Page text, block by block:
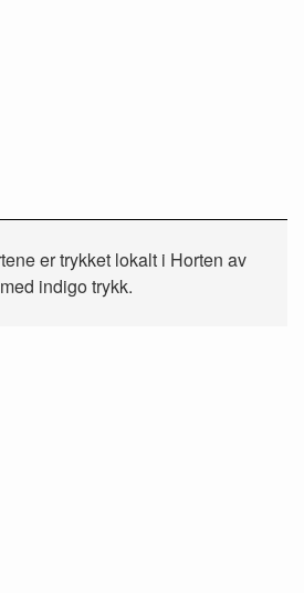
er trykket lokalt i Horten av
indigo trykk.